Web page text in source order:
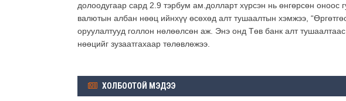
долоодугаар сард 2.9 тэрбум ам.долларт хүрсэн нь өнгөрсөн оноос
валютын албан нөөц ийнхүү өсөхөд алт тушаалтын хэмжээ,
оруулалтууд голлон нөлөөлсөн аж. Энэ онд Төв банк алт
нөөцийг зузаатгахаар төлөвлөжээ.
ХОЛБООТОЙ МЭДЭЭ